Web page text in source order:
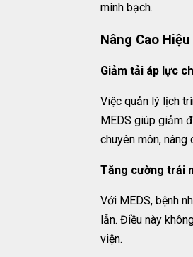
minh bạch.
Nâng Cao
Giảm tải áp lực
Việc quản lý lịch
MEDS giúp giảm
chuyên môn, nâng
Tăng cường trải
Với MEDS, bệnh
lẫn. Điều này
viện.